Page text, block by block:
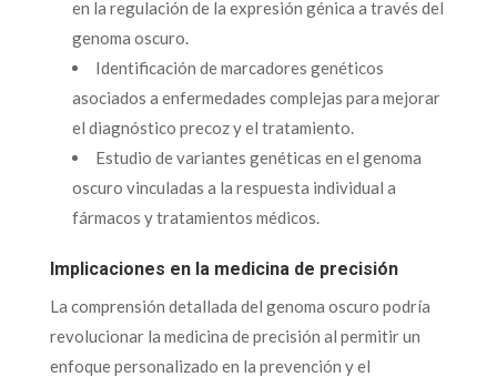
en la regulación de la expresión génica a través del
genoma oscuro.
Identificación de marcadores genéticos
asociados a enfermedades complejas para mejorar
el diagnóstico precoz y el tratamiento.
Estudio de variantes genéticas en el genoma
oscuro vinculadas a la respuesta individual a
fármacos y tratamientos médicos.
Implicaciones en la medicina de precisión
La comprensión detallada del genoma oscuro podría
revolucionar la medicina de precisión al permitir un
enfoque personalizado en la prevención y el